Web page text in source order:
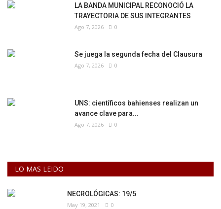
LA BANDA MUNICIPAL RECONOCIÓ LA
TRAYECTORIA DE SUS INTEGRANTES
Ago 7, 2026 0
Se juega la segunda fecha del Clausura
Ago 7, 2026 0
UNS: científicos bahienses realizan un
avance clave para...
Ago 7, 2026 0
LO MAS LEIDO
NECROLÓGICAS: 19/5
May 19, 2021 0